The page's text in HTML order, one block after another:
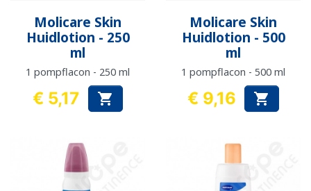
Molicare Skin
Huidlotion - 250
ml
1 pompflacon - 250 ml
Prijs
€ 5,17 
Molicare Skin
Huidlotion - 500
ml
1 pompflacon - 500 ml
Prijs
€ 9,16 